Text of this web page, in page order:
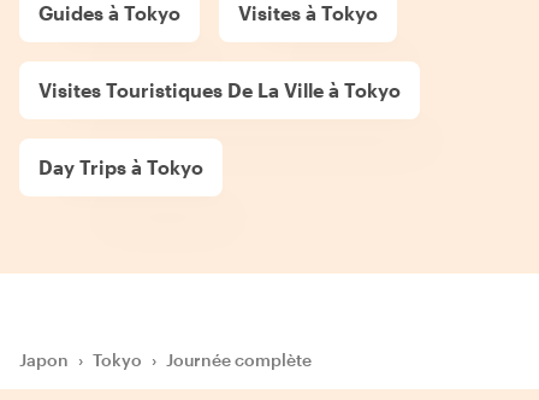
Guides à Tokyo Visites à Tokyo
Visites Touristiques De La Ville à Tokyo
Day Trips à Tokyo
Japon › Tokyo › Journée complète